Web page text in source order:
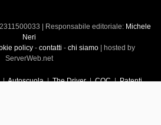
| Responsabile editoriale: Michele
Neri
policy- contatti - chi siamo| hosted by
ServerWeb.net
Autoscuola|The Driver|CQC|Patenti